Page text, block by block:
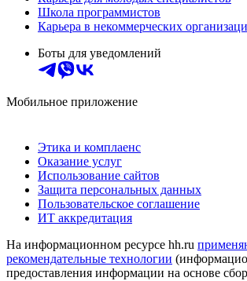
Школа программистов
Карьера в некоммерческих
Боты для уведомлений
Мобильное приложение
Этика и комплаенс
Оказание услуг
Использование сайтов
Защита персональных данных
Пользовательское соглашение
ИТ аккредитация
На информационном ресурсе hh.ru
рекомендательные технологии
предоставления информации на основе